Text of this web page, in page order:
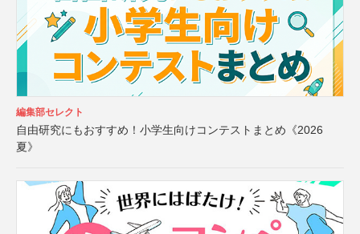
編集部セレクト
自由研究にもおすすめ！小学生向けコンテストまとめ《2026
夏》